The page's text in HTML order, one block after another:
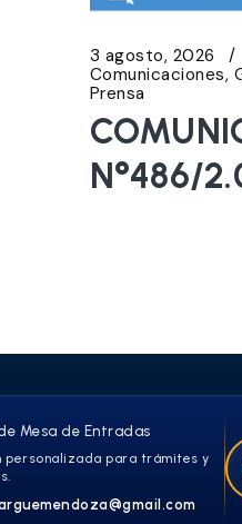
3 agosto, 2026
Comunicaciones
Prensa
N°486/
Mesa de Entradas
personalizada para trámites y